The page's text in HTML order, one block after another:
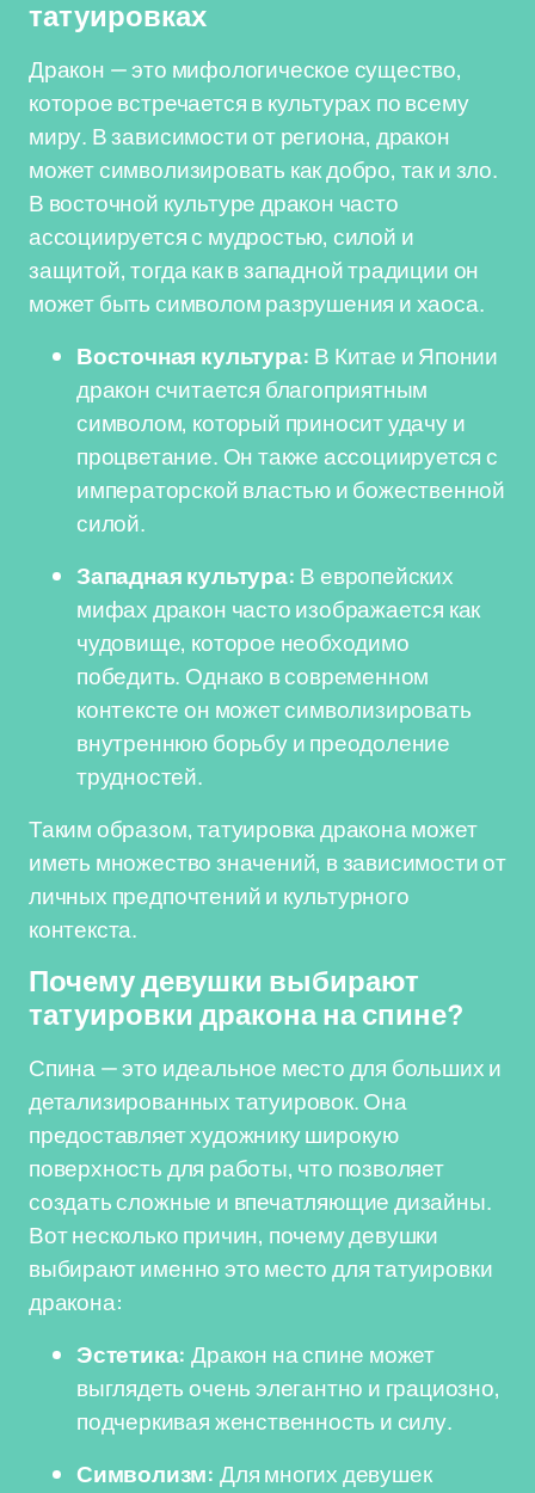
татуировках
Дракон — это мифологическое существо,
которое встречается в культурах по всему
миру. В зависимости от региона, дракон
может символизировать как добро, так и зло.
В восточной культуре дракон часто
ассоциируется с мудростью, силой и
защитой, тогда как в западной традиции он
может быть символом разрушения и хаоса.
Восточная культура: В Китае и Японии
дракон считается благоприятным
символом, который приносит удачу и
процветание. Он также ассоциируется с
императорской властью и божественной
силой.
Западная культура: В европейских
мифах дракон часто изображается как
чудовище, которое необходимо
победить. Однако в современном
контексте он может символизировать
внутреннюю борьбу и преодоление
трудностей.
Таким образом, татуировка дракона может
иметь множество значений, в зависимости от
личных предпочтений и культурного
контекста.
Почему девушки выбирают
татуировки дракона на спине?
Спина — это идеальное место для больших и
детализированных татуировок. Она
предоставляет художнику широкую
поверхность для работы, что позволяет
создать сложные и впечатляющие дизайны.
Вот несколько причин, почему девушки
выбирают именно это место для татуировки
дракона:
Эстетика: Дракон на спине может
выглядеть очень элегантно и грациозно,
подчеркивая женственность и силу.
Символизм: Для многих девушек